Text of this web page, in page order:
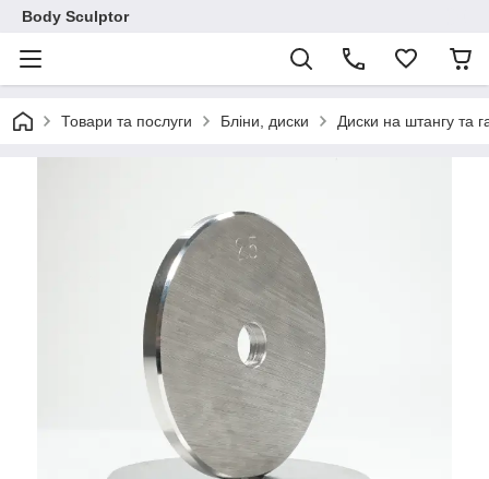
Body Sculptor
Товари та послуги Бліни, диски Диски на штангу та